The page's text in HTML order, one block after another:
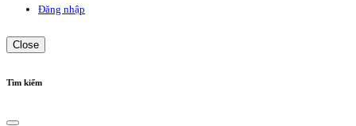
Đăng nhập
Close
Tìm kiếm